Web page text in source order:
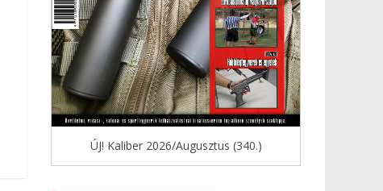
ÚJ! Kaliber 2026/Augusztus (340.)